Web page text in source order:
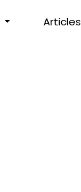
Articles